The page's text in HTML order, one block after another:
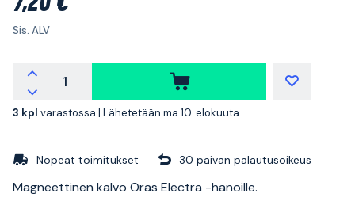
Sis. ALV
3 kpl varastossa | Lähetetään ma 10. elokuuta
Nopeat toimitukset 30 päivän palautusoikeus
Magneettinen kalvo Oras Electra -hanoille.